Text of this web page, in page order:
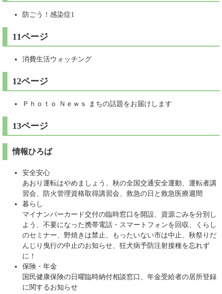
防ごう！感染症1
11ページ
消費生活ウォッチング
12ページ
Ｐｈｏｔｏ Ｎｅｗｓ まちの話題をお届けします
13ページ
情報ひろば
安全安心
あおり運転はやめましょう、秋の全国交通安全運動、運転者講
習会、防火管理資格取得講習会、救急の日と救急医療週間
暮らし
マイナンバーカード交付の臨時窓口を開設、資源ごみを分別し
よう、不要になった携帯電話・スマートフォンを回収、くらし
のセミナー、野焼きは禁止、もったいない市は中止、秋祭りだ
んじり曳行の中止のお知らせ、狂犬病予防注射接種を忘れず
に！
保険・年金
国民健康保険の日曜臨時納付相談窓口、年金受給者の居所登録
に関するお知らせ